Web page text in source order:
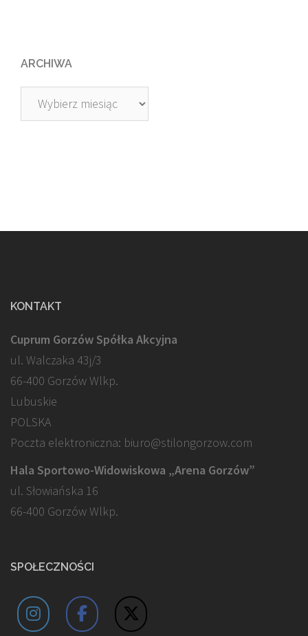
ARCHIWA
Archiwa
KONTAKT
Cuprum Gorzów Spółka Akcyjna
ul. Walczaka 43j/3
66-400 Gorzów Wlkp.
Lubuskie
POLSKA
Poczta elektroniczna: biuro@stilongorzow.com
Hala Sportowo-Widowiskowa „Arena Gorzów”
ul. Słowiańska 16
66-400 Gorzów Wlkp.
SPOŁECZNOŚCI